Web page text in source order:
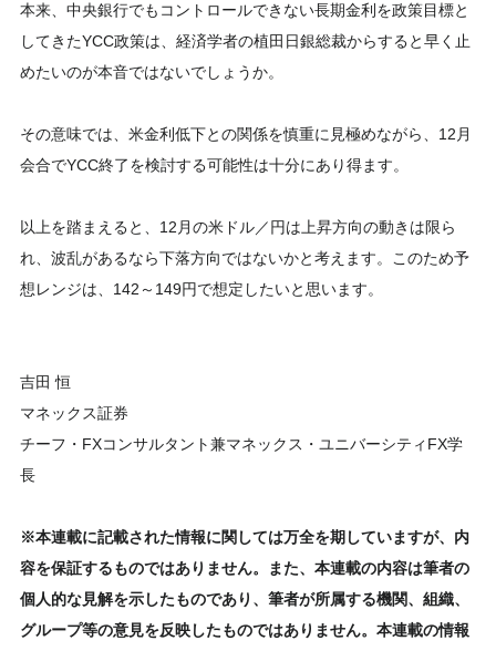
本来、中央銀行でもコントロールできない長期金利を政策目標と
してきたYCC政策は、経済学者の植田日銀総裁からすると早く止
めたいのが本音ではないでしょうか。
その意味では、米金利低下との関係を慎重に見極めながら、12月
会合でYCC終了を検討する可能性は十分にあり得ます。
以上を踏まえると、12月の米ドル／円は上昇方向の動きは限ら
れ、波乱があるなら下落方向ではないかと考えます。このため予
想レンジは、142～149円で想定したいと思います。
吉田 恒
マネックス証券
チーフ・FXコンサルタント兼マネックス・ユニバーシティFX学
長
※本連載に記載された情報に関しては万全を期していますが、内
容を保証するものではありません。また、本連載の内容は筆者の
個人的な見解を示したものであり、筆者が所属する機関、組織、
グループ等の意見を反映したものではありません。本連載の情報